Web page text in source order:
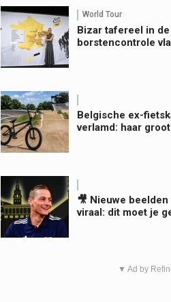
World Tour
Bizar tafereel in
borstencontrole
Belgische ex-
verlamd: haar
🎥 Nieuwe beelden
viraal: dit moet je
▼ Ad by